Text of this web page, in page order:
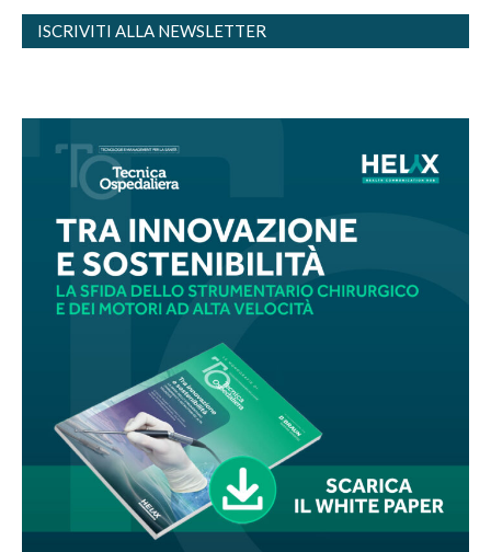
ISCRIVITI ALLA NEWSLETTER